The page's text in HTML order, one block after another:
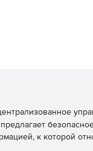
к которой